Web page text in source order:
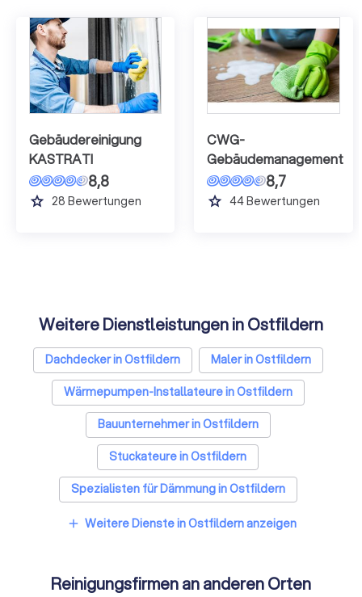
Gebäudereinigung
KASTRATI
8,8
grade 28 Bewertungen
CWG-
Gebäudemanagement
8,7
grade 44Bewertungen
Weitere Dienstleistungen in Ostfildern
Dachdecker in Ostfildern
Maler in Ostfildern
Wärmepumpen-Installateure in Ostfildern
Bauunternehmer in Ostfildern
Stuckateure in Ostfildern
Spezialisten für Dämmung in Ostfildern
Umzugsunternehmen in Ostfildern
Sicherheitstechniker in Ostfildern
add Weitere Dienste in Ostfildern anzeigen
Reinigungsfirmen an anderen Orten